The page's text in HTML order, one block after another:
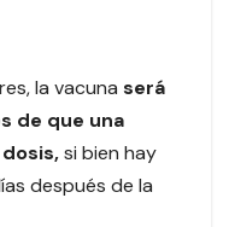
la vacuna será
de que una
si bien hay
después de la